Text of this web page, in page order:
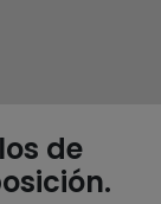
de